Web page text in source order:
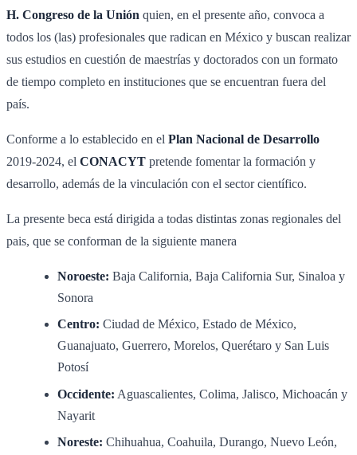
H. Congreso de la Unión quien, en el presente año, convoca a
todos los (las) profesionales que radican en México y buscan realizar
sus estudios en cuestión de maestrías y doctorados con un formato
de tiempo completo en instituciones que se encuentran fuera del
país.
Conforme a lo establecido en el Plan Nacional de Desarrollo
2019-2024, el CONACYT pretende fomentar la formación y
desarrollo, además de la vinculación con el sector científico.
La presente beca está dirigida a todas distintas zonas regionales del
pais, que se conforman de la siguiente manera
Noroeste: Baja California, Baja California Sur, Sinaloa y
Sonora
Centro: Ciudad de México, Estado de México,
Guanajuato, Guerrero, Morelos, Querétaro y San Luis
Potosí
Occidente: Aguascalientes, Colima, Jalisco, Michoacán y
Nayarit
Noreste: Chihuahua, Coahuila, Durango, Nuevo León,